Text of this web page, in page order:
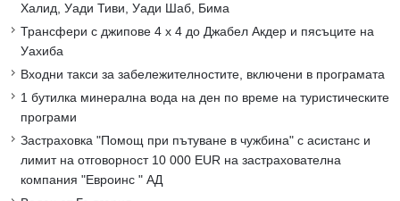
Халид, Уади Тиви, Уади Шаб, Бима
Трансфери с джипове 4 х 4 до Джабел Акдер и пясъците на
Уахиба
Входни такси за забележителностите, включени в програмата
1 бутилка минерална вода на ден по време на туристическите
програми
Застраховка "Помощ при пътуване в чужбина" с асистанс и
лимит на отговорност 10 000 EUR на застрахователна
компания "Евроинс " АД